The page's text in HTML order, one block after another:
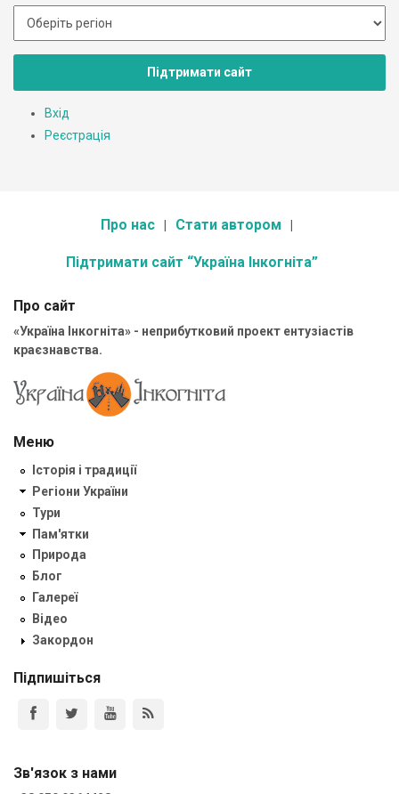
Підтримати сайт
Вхід
Реєстрація
Про нас Стати автором
Підтримати сайт “Україна Інкогніта”
Про сайт
«Україна Інкогніта» - неприбутковий проект ентузіастів
краєзнавства.
Меню
Історія і традиції
Регіони України
Тури
Пам'ятки
Природа
Блог
Галереї
Відео
Закордон
Підпишіться
Зв'язок з нами